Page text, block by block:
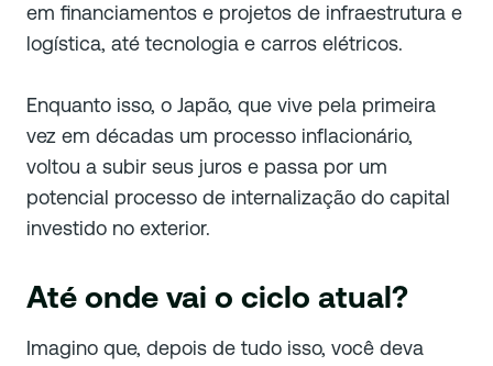
em financiamentos e projetos de infraestrutura e
logística, até tecnologia e carros elétricos.
Enquanto isso, o Japão, que vive pela primeira
vez em décadas um processo inflacionário,
voltou a subir seus juros e passa por um
potencial processo de internalização do capital
investido no exterior.
Até onde vai o ciclo atual?
Imagino que, depois de tudo isso, você deva